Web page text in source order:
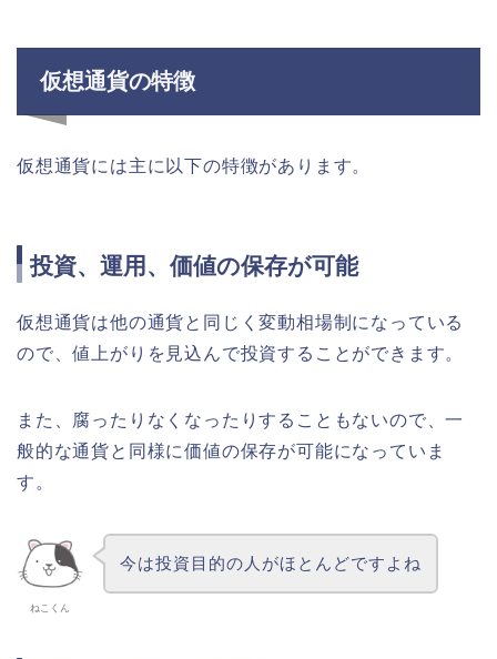
仮想通貨の特徴
仮想通貨には主に以下の特徴があります。
投資、運用、価値の保存が可能
仮想通貨は他の通貨と同じく変動相場制になっている
ので、値上がりを見込んで投資することができます。
また、腐ったりなくなったりすることもないので、一
般的な通貨と同様に価値の保存が可能になっていま
す。
ねこくん
今は投資目的の人がほとんどですよね